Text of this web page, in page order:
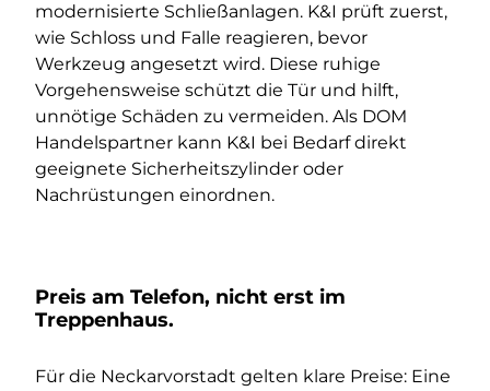
modernisierte Schließanlagen. K&I prüft zuerst,
wie Schloss und Falle reagieren, bevor
Werkzeug angesetzt wird. Diese ruhige
Vorgehensweise schützt die Tür und hilft,
unnötige Schäden zu vermeiden. Als DOM
Handelspartner kann K&I bei Bedarf direkt
geeignete Sicherheitszylinder oder
Nachrüstungen einordnen.
Preis am Telefon, nicht erst im
Treppenhaus.
Für die Neckarvorstadt gelten klare Preise: Eine